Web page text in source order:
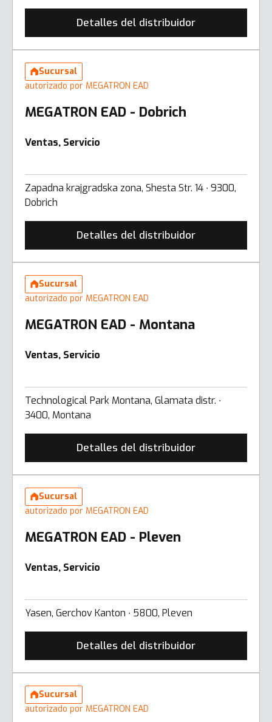
Detalles del distribuidor
Sucursal
autorizado por MEGATRON EAD
MEGATRON EAD - Dobrich
Ventas, Servicio
Zapadna krajgradska zona, Shesta Str. 14 ∙ 9300,
Dobrich
Detalles del distribuidor
Sucursal
autorizado por MEGATRON EAD
MEGATRON EAD - Montana
Ventas, Servicio
Technological Park Montana, Glamata distr. ∙
3400, Montana
Detalles del distribuidor
Sucursal
autorizado por MEGATRON EAD
MEGATRON EAD - Pleven
Ventas, Servicio
Yasen, Gerchov Kanton ∙ 5800, Pleven
Detalles del distribuidor
Sucursal
autorizado por MEGATRON EAD